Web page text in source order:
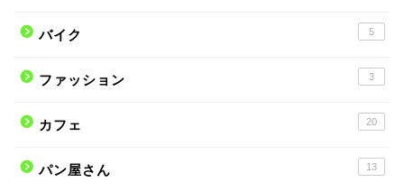
バイク 5
ファッション 3
カフェ 20
パン屋さん 13